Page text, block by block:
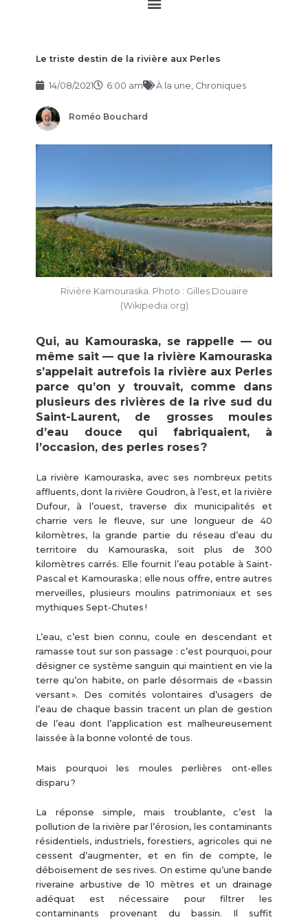
Le triste destin de la rivière aux Perles
14/08/2021 6:00 am À la une Chroniques
Roméo Bouchard
Rivière Kamouraska. Photo : Gilles Douaire
(Wikipedia.org)
Qui, au Kamouraska, se rappelle — ou
même sait — que la rivière Kamouraska
s’appelait autrefois la rivière aux Perles
parce qu’on y trouvait, comme dans
plusieurs des rivières de la rive sud du
Saint-Laurent, de grosses moules
d’eau douce qui fabriquaient, à
l’occasion, des perles roses ?
La rivière Kamouraska, avec ses nombreux petits
affluents, dont la rivière Goudron, à l’est, et la rivière
Dufour, à l’ouest, traverse dix municipalités et
charrie vers le fleuve, sur une longueur de 40
kilomètres, la grande partie du réseau d’eau du
territoire du Kamouraska, soit plus de 300
kilomètres carrés. Elle fournit l’eau potable à Saint-
Pascal et Kamouraska ; elle nous offre, entre autres
merveilles, plusieurs moulins patrimoniaux et ses
mythiques Sept-Chutes !
L’eau, c’est bien connu, coule en descendant et
ramasse tout sur son passage : c’est pourquoi, pour
désigner ce système sanguin qui maintient en vie la
terre qu’on habite, on parle désormais de « bassin
versant ». Des comités volontaires d’usagers de
l’eau de chaque bassin tracent un plan de gestion
de l’eau dont l’application est malheureusement
laissée à la bonne volonté de tous.
Mais pourquoi les moules perlières ont-elles
disparu ?
La réponse simple, mais troublante, c’est la
pollution de la rivière par l’érosion, les contaminants
résidentiels, industriels, forestiers, agricoles qui ne
cessent d’augmenter, et en fin de compte, le
déboisement de ses rives. On estime qu’une bande
riveraine arbustive de 10 mètres et un drainage
adéquat est nécessaire pour filtrer les
contaminants provenant du bassin. Il suffit